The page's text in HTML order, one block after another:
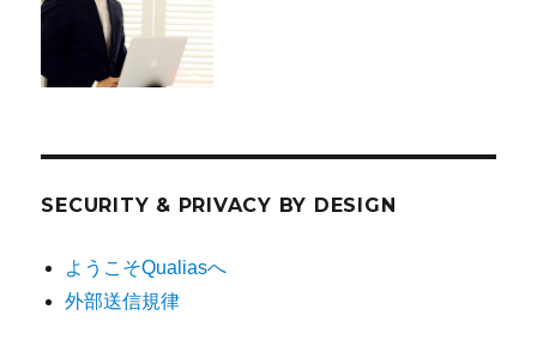
SECURITY & PRIVACY BY DESIGN
ようこそQualiasへ
外部送信規律